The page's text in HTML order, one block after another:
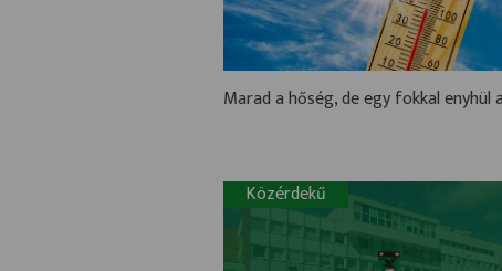
Marad a hőség, de egy fokkal enyhül
Közérdekű